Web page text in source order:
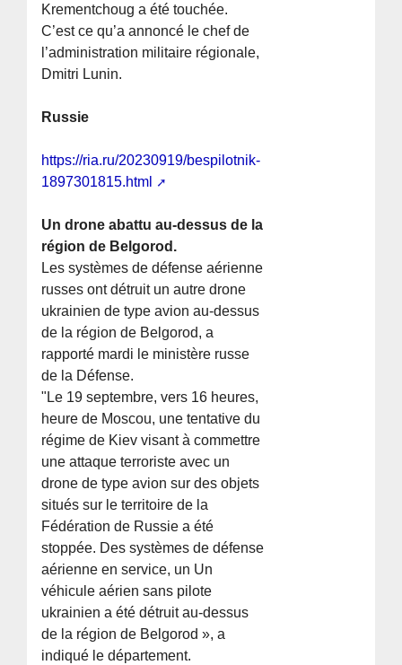
Krementchoug a été touchée.
C’est ce qu’a annoncé le chef de
l’administration militaire régionale,
Dmitri Lunin.
Russie
https://ria.ru/20230919/bespilotnik-
1897301815.html
Un drone abattu au-dessus de la
région de Belgorod.
Les systèmes de défense aérienne
russes ont détruit un autre drone
ukrainien de type avion au-dessus
de la région de Belgorod, a
rapporté mardi le ministère russe
de la Défense.
"Le 19 septembre, vers 16 heures,
heure de Moscou, une tentative du
régime de Kiev visant à commettre
une attaque terroriste avec un
drone de type avion sur des objets
situés sur le territoire de la
Fédération de Russie a été
stoppée. Des systèmes de défense
aérienne en service, un Un
véhicule aérien sans pilote
ukrainien a été détruit au-dessus
de la région de Belgorod », a
indiqué le département.